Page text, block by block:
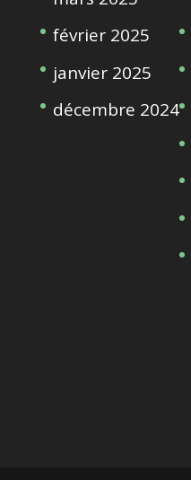
février 2025
janvier 2025
décembre 2024